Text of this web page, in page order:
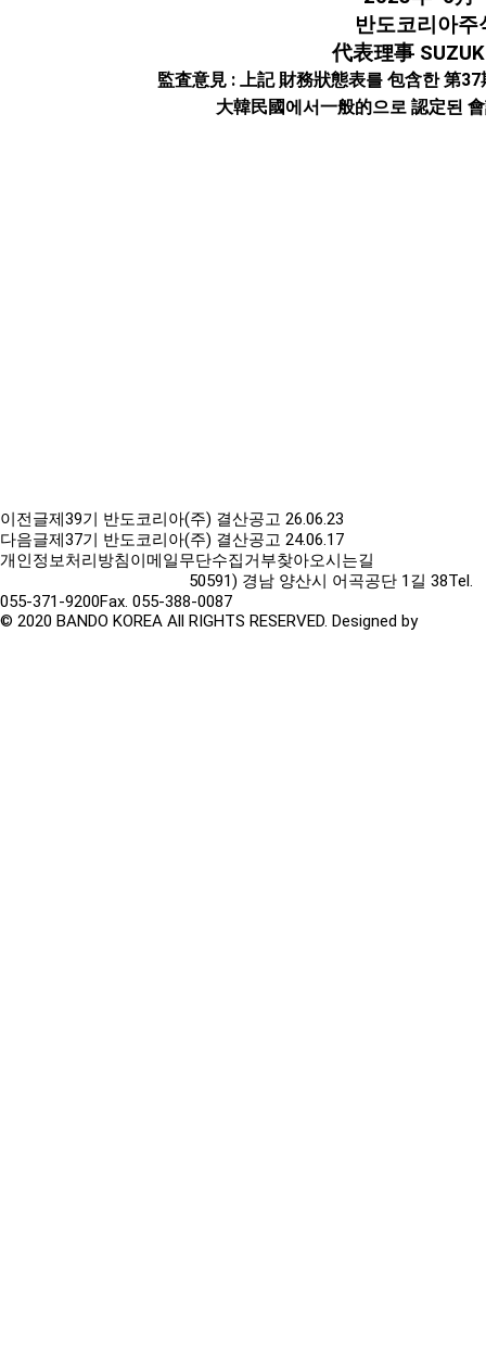
반도코리아주
代表理事
監査意見 : 上記 財務狀態表를 包含한 第
大韓民國에서一般的으로 認定된
이전글제39기 반도코리아(주) 결산공고 26.06.23
다음글제37기 반도코리아(주) 결산공고 24.06.17
개인정보처리방침이메일무단수집거부찾아오시는길
50591) 경남 양산시 어곡공단 1길 38Tel.
055-371-9200Fax. 055-388-0087
© 2020 BANDO KOREA All RIGHTS RESERVED. Designed by